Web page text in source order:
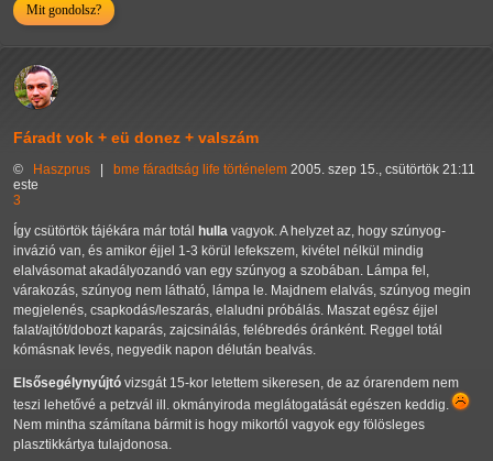
Mit gondolsz?
Fáradt vok + eü donez + valszám
© Haszprus | bme fáradtság life történelem 2005. szep 15., csütörtök 21:11
este
3
Így csütörtök tájékára már totál hulla vagyok. A helyzet az, hogy szúnyog-
invázió van, és amikor éjjel 1-3 körül lefekszem, kivétel nélkül mindig
elalvásomat akadályozandó van egy szúnyog a szobában. Lámpa fel,
várakozás, szúnyog nem látható, lámpa le. Majdnem elalvás, szúnyog megin
megjelenés, csapkodás/leszarás, elaludni próbálás. Maszat egész éjjel
falat/ajtót/dobozt kaparás, zajcsinálás, felébredés óránként. Reggel totál
kómásnak levés, negyedik napon délután bealvás.
Elsősegélynyújtó vizsgát 15-kor letettem sikeresen, de az órarendem nem
teszi lehetővé a petzvál ill. okmányiroda meglátogatását egészen keddig.
Nem mintha számítana bármit is hogy mikortól vagyok egy fölösleges
plasztikkártya tulajdonosa.